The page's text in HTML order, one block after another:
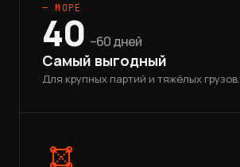
— МОРЕ
40 –60 дней
Самый выгодный
Для крупных партий и тяжёлых грузов.